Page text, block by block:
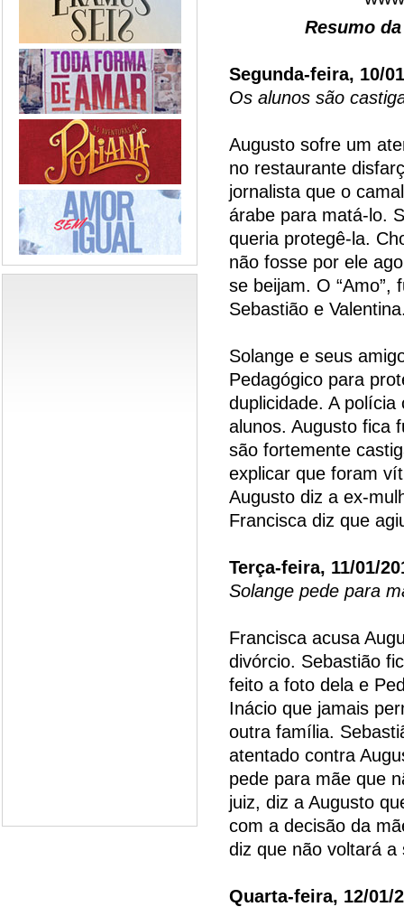
Resumo
Segunda-feira, 10/
Os alunos são
Augusto sofre um
no restaurante
jornalista que o
árabe para matá-lo.
queria protegê-la.
não fosse por ele
se beijam. O “Amo”,
Sebastião e
Solange e seus
Pedagógico para
duplicidade. A
alunos. Augusto fica
são fortemente
explicar que foram
Augusto diz a ex-
Francisca diz que
Terça-feira, 11/01/
Solange pede para
Francisca acusa
divórcio. Sebastião
feito a foto dela e
Inácio que jamais
outra família.
atentado contra
pede para mãe que
juiz, diz a Augusto
com a decisão da
diz que não voltará a
Quarta-feira, 12/01/